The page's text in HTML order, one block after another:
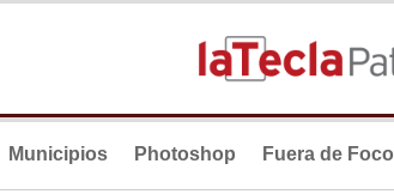
Municipios Photoshop Fuera de Foco